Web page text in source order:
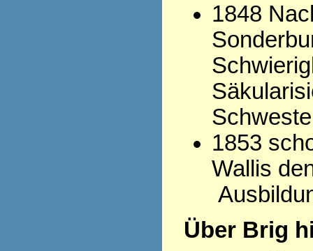
1848
1853
Wallis
Über Brig